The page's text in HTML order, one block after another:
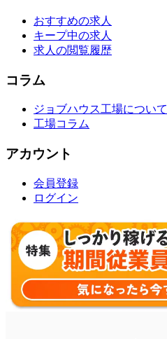
おすすめの求人
キープ中の求人
求人の閲覧履歴
コラム
ジョブハウス工場について
工場コラム
アカウント
会員登録
ログイン